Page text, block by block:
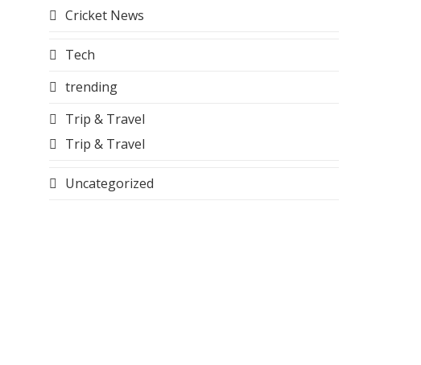
Cricket News
Tech
trending
Trip & Travel
Trip & Travel
Uncategorized